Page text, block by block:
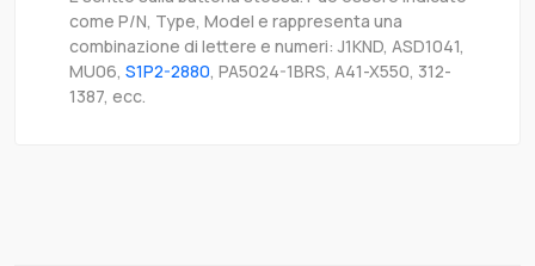
come P/N, Type, Model e rappresenta una
combinazione di lettere e numeri: J1KND, ASD1041,
MU06, S1P2-2880, PA5024-1BRS, A41-X550, 312-
1387, ecc.